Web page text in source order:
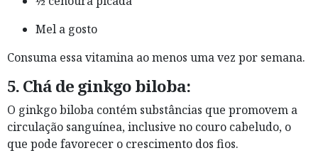
Mel a gosto
Consuma essa vitamina ao menos uma vez por semana.
5.Chá de ginkgo biloba:
O ginkgo biloba contém substâncias que promovem a
circulação sanguínea, inclusive no couro cabeludo, o
que pode favorecer o crescimento dos fios.